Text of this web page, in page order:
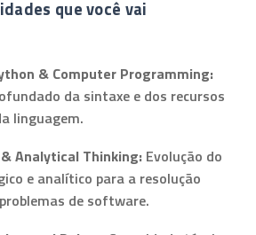
que você vai
& Computer Programming:
da sintaxe e dos recursos
linguagem.
Analytical Thinking: Evolução do
e analítico para a resolução
de software.